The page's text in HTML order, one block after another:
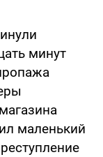
минут
маленький